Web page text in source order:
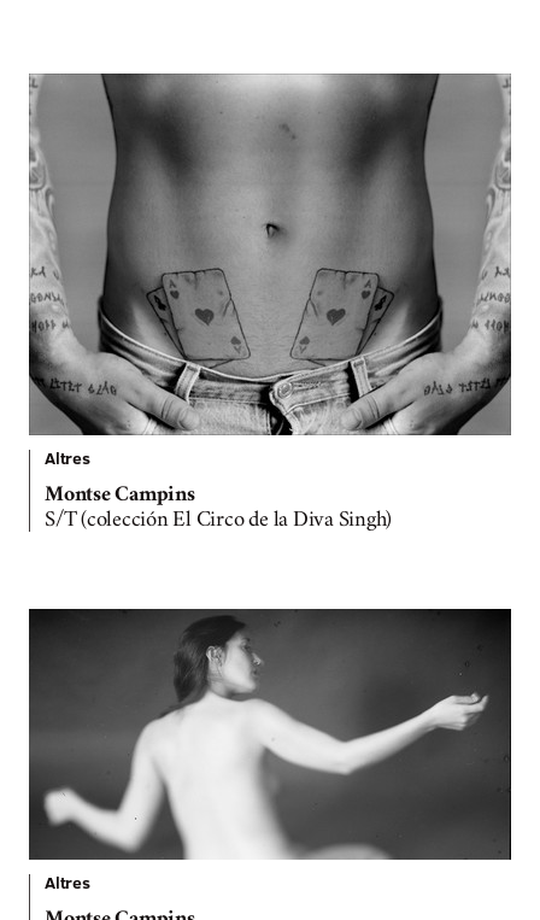
Altres
Montse Campins
S/T (colección El Circo de la Diva Singh)
Altres